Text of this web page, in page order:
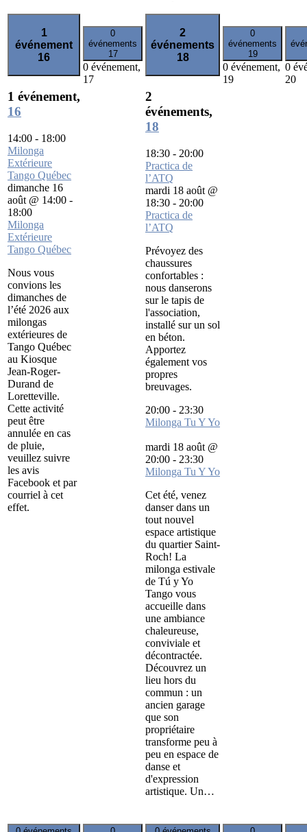
1
événement
16
1 événement,
16
14:00 - 18:00
Milonga
Extérieure
Tango Québec
dimanche 16
août @ 14:00 -
18:00
Milonga
Extérieure
Tango Québec
Nous vous
convions les
dimanches de
l’été 2026 aux
milongas
extérieures de
Tango Québec
au Kiosque
Jean-Roger-
Durand de
Loretteville.
Cette activité
peut être
annulée en cas
de pluie,
veuillez suivre
les avis
Facebook et par
courriel à cet
effet.
0
événements
17
0 événement,
17
2
événements
18
2
événements,
18
18:30 - 20:00
Practica de
l’ATQ
mardi 18 août @
18:30 - 20:00
Practica de
l’ATQ
Prévoyez des
chaussures
confortables :
nous danserons
sur le tapis de
l'association,
installé sur un sol
en béton.
Apportez
également vos
propres
breuvages.
20:00 - 23:30
Milonga Tu Y Yo
mardi 18 août @
20:00 - 23:30
Milonga Tu Y Yo
Cet été, venez
danser dans un
tout nouvel
espace artistique
du quartier Saint-
Roch! La
milonga estivale
de Tú y Yo
Tango vous
accueille dans
une ambiance
chaleureuse,
conviviale et
décontractée.
Découvrez un
lieu hors du
commun : un
ancien garage
que son
propriétaire
transforme peu à
peu en espace de
danse et
d'expression
artistique. Un…
0
événements
19
0 événement,
19
0
20